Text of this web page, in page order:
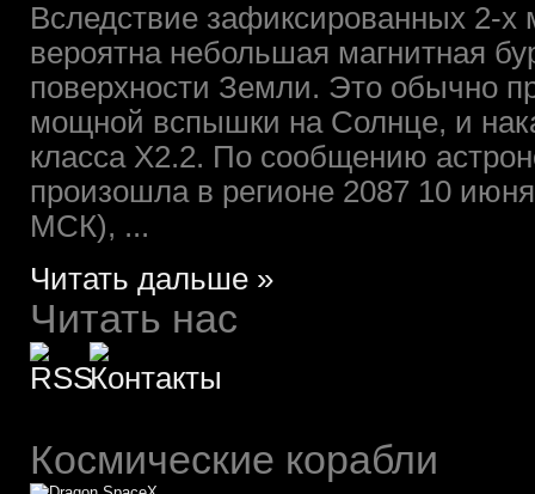
Вследствие зафиксированных 2-
вероятна небольшая магнитная
поверхности Земли. Это обычно
мощной вспышки на Солнце, и
класса Х2.2. По сообщению
произошла в регионе 2087 10
МСК), ...
Читать дальше »
Читать нас
Космические корабли